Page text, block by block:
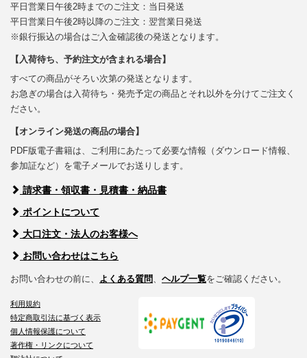
平日営業日午後2時までのご注文：当日発送
平日営業日午後2時以降のご注文：翌営業日発送
※銀行振込の場合はご入金確認後の発送となります。
【入荷待ち、予約注文が含まれる場合】
すべての商品がそろい次第の発送となります。
お急ぎの場合は入荷待ち・発売予定の商品とそれ以外を分けてご注文く
ださい。
【オンライン発送の商品の場合】
PDF版電子書籍は、ご利用にあたって必要な情報（ダウンロード情報、
参加証など）を電子メールでお送りします。
請求書・領収書・見積書・納品書
ポイントについて
大口注文・法人のお客様へ
お問い合わせはこちら
お問い合わせの前に、 よくある質問、 ヘルプ一覧をご確認ください。
利用規約
特定商取引法に基づく表示
個人情報保護について
著作権・リンクについて